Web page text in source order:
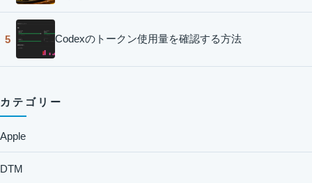
5 Codexのトークン使用量を確認する方法
カテゴリー
Apple
DTM